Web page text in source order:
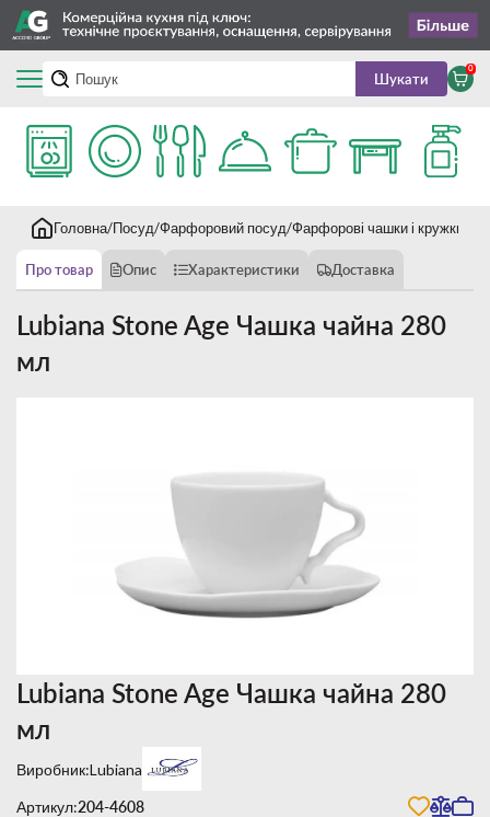
Шукати
0
Головна Посуд Фарфоровий посуд Фарфорові чашки і кружки
Про товар Опис Характеристики Доставка
Lubiana Stone Age Чашка чайна 280
мл
Lubiana Stone Age Чашка чайна 280
мл
Виробник:Lubiana
Артикул:204-4608